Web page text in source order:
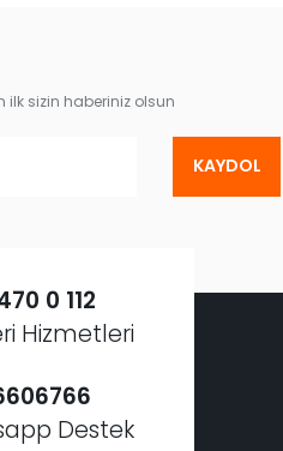
ilk sizin haberiniz olsun
KAYDOL
0 112
Hizmetleri
Destek